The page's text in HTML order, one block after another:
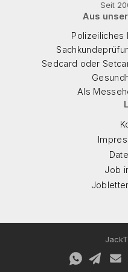
Seit
Aus
Polizeiliches
Sedcard oder
Als
Job